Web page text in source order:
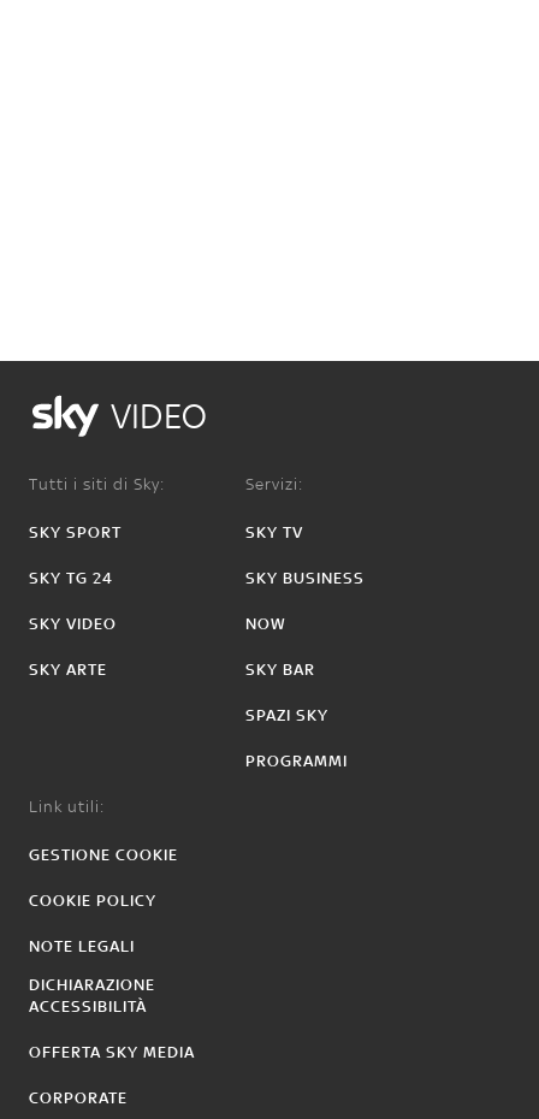
VIDEO
Tutti i siti di Sky:
SKY SPORT
SKY TG 24
SKY VIDEO
SKY ARTE
Servizi:
SKY TV
SKY BUSINESS
NOW
SKY BAR
SPAZI SKY
PROGRAMMI
Link utili:
GESTIONE COOKIE
COOKIE POLICY
NOTE LEGALI
DICHIARAZIONE
ACCESSIBILITÀ
OFFERTA SKY MEDIA
CORPORATE